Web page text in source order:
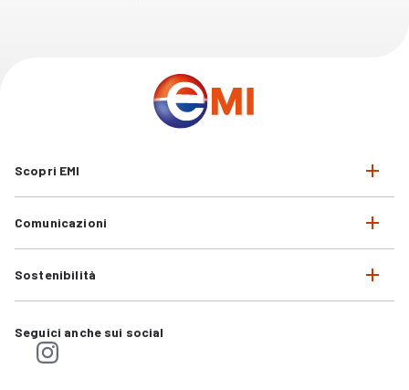
Scopri EMI
Comunicazioni
Sostenibilità
Seguici anche sui social